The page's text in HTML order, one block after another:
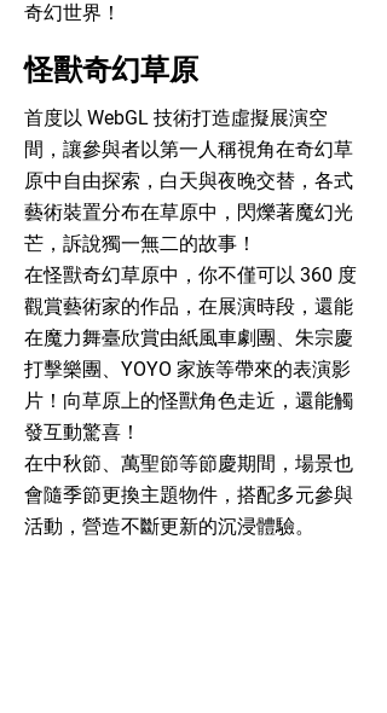
奇幻世界！​​​
怪獸奇幻草原
首度以 WebGL 技術打造虛擬展演空
間，讓參與者以第一人稱視角在奇幻草
原中自由探索， 白天與夜晚交替，各式
藝術裝置分布在草原中，閃爍著魔幻光
芒，訴說獨一無二的故事！
在怪獸奇幻草原中，你不僅可以 360 度
觀賞藝術家的作品， 在展演時段，還能
在魔力舞臺欣賞由紙風車劇團、朱宗慶
打擊樂團、YOYO 家族等帶來的表演影
片！ 向草原上的怪獸角色走近，還能觸
發互動驚喜！
在中秋節、萬聖節等節慶期間，場景也
會隨季節更換主題物件，搭配多元參與
活動，營造不斷更新的沉浸體驗。